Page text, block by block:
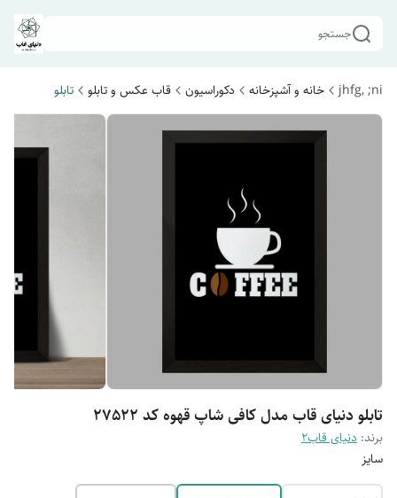
جستجو
jhfg, ;ni خانه و آشپزخانه دکوراسیون قاب عکس و تابلو تابلو
تابلو دنیای قاب مدل کافی شاپ قهوه کد 27522
برند: دنیای قاب2
سایز